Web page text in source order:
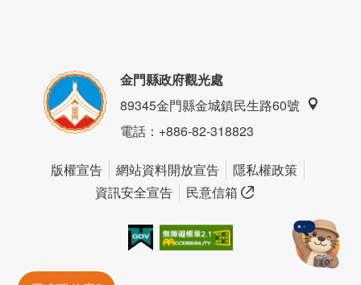
金門縣政府觀光處
89345金門縣金城鎮民生路60號
電話：+886-82-318823
版權宣告 網站資料開放宣告
隱私權政策
資訊安全宣告
民意信箱